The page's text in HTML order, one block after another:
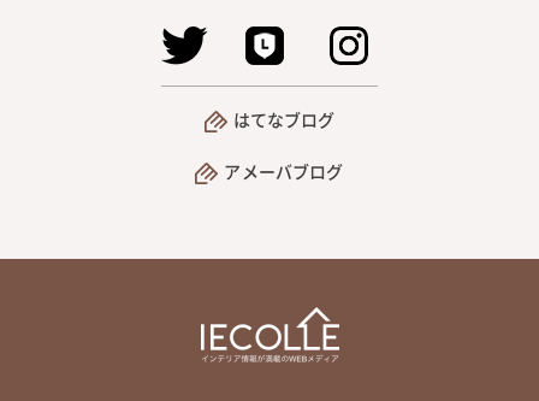
はてなブログ
アメーバブログ